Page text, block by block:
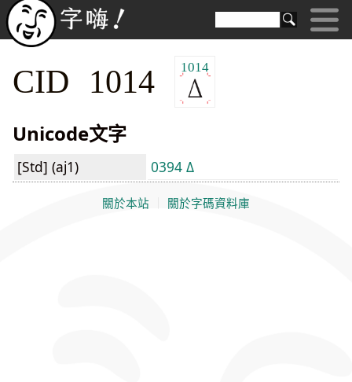
CID 1014 1014
Unicode文字
[Std] (aj1) 0394 Δ
關於本站 關於字碼資料庫